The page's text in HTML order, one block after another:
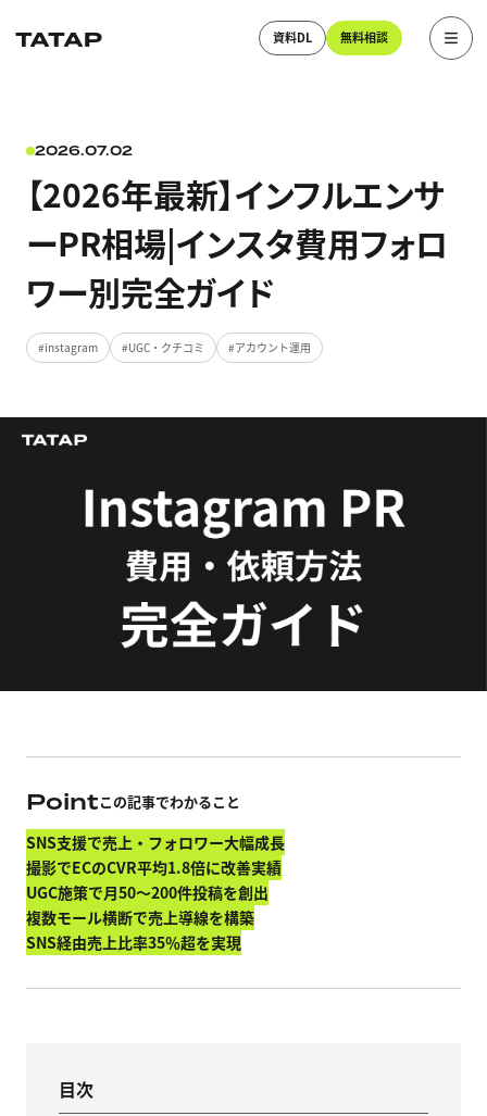
資料DL 無料相談
2026.07.02
【2026年最新】インフルエンサ
ーPR相場|インスタ費用フォロ
ワー別完全ガイド
instagram UGC・クチコミ アカウント運用
Pointこの記事でわかること
SNS支援で売上・フォロワー大幅成長
撮影でECのCVR平均1.8倍に改善実績
UGC施策で月50〜200件投稿を創出
複数モール横断で売上導線を構築
SNS経由売上比率35％超を実現
目次